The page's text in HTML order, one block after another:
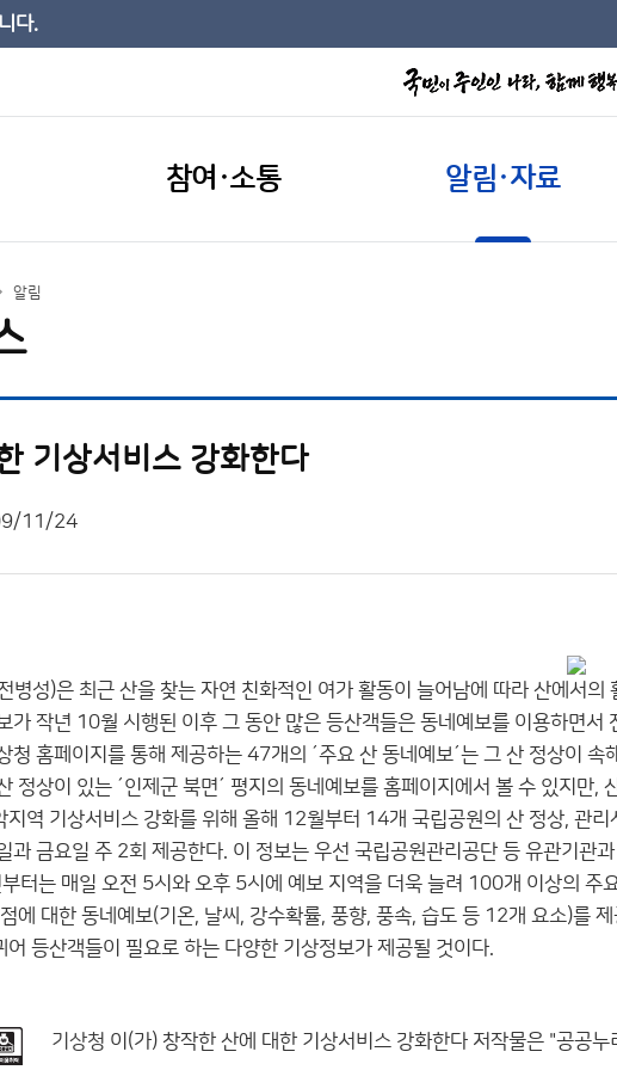
다.
참여·소통 알림·자료
알림
기상서비스 강화한다
11/24
병성)은 최근 산을 찾는 자연 친화적인 여가 활동이 늘어남에 따라 산에서
가 작년 10월 시행된 이후 그 동안 많은 등산객들은 동네예보를 이용하면
청 홈페이지를 통해 제공하는 47개의 ´주요 산 동네예보´는 그 산 정상이
정상이 있는 ´인제군 북면´ 평지의 동네예보를 홈페이지에서 볼 수 있지만,
지역 기상서비스 강화를 위해 올해 12월부터 14개 국립공원의 산 정상, 관
과 금요일 주 2회 제공한다. 이 정보는 우선 국립공원관리공단 등 유관기관
터는 매일 오전 5시와 오후 5시에 예보 지역을 더욱 늘려 100개 이상의 주
에 대한 동네예보(기온, 날씨, 강수확률, 풍향, 풍속, 습도 등 12개 요소)를
어 등산객들이 필요로 하는 다양한 기상정보가 제공될 것이다.
기상청 이(가) 창작한 산에 대한 기상서비스 강화한다 저작물은 "공공누